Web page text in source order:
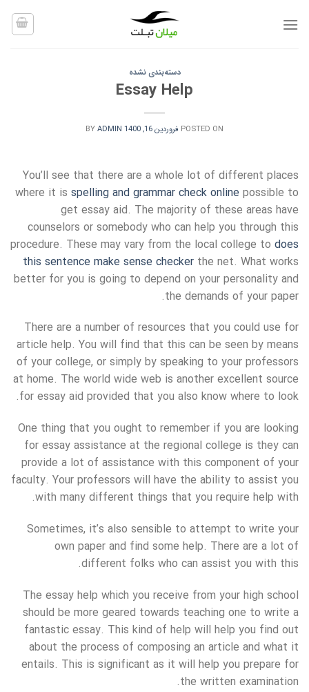
دسته‌بندی نشده
Essay Help
POSTED ON فروردین 16, 1400 BYADMIN
You’ll see that there are a whole lot of different places
where it is spelling and grammar check online possible to
get essay aid. The majority of these areas have
counselors or somebody who can help you through this
procedure. These may vary from the local college to does
this sentence make sense checker the net. What works
better for you is going to depend on your personality and
the demands of your paper.
There are a number of resources that you could use for
article help. You will find that this can be seen by means
of your college, or simply by speaking to your professors
at home. The world wide web is another excellent source
for essay aid provided that you also know where to look.
One thing that you ought to remember if you are looking
for essay assistance at the regional college is they can
provide a lot of assistance with this component of your
faculty. Your professors will have the ability to assist you
with many different things that you require help with.
Sometimes, it’s also sensible to attempt to write your
own paper and find some help. There are a lot of
different folks who can assist you with this.
The essay help which you receive from your high school
should be more geared towards teaching one to write a
fantastic essay. This kind of help will help you find out
about the process of composing an article and what it
entails. This is significant as it will help you prepare for
the written examination.